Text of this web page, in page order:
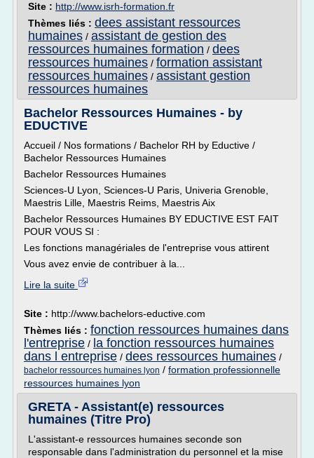
Site : http://www.isrh-formation.fr
Thèmes liés : dees assistant ressources
humaines / assistant de gestion des
ressources humaines formation / dees
ressources humaines / formation assistant
ressources humaines / assistant gestion
ressources humaines
Bachelor Ressources Humaines - by
EDUCTIVE
Accueil / Nos formations / Bachelor RH by Eductive /
Bachelor Ressources Humaines
Bachelor Ressources Humaines
Sciences-U Lyon, Sciences-U Paris, Univeria Grenoble,
Maestris Lille, Maestris Reims, Maestris Aix
Bachelor Ressources Humaines BY EDUCTIVE EST FAIT
POUR VOUS SI :
Les fonctions managériales de l'entreprise vous attirent
Vous avez envie de contribuer à la...
Lire la suite
Site : http://www.bachelors-eductive.com
Thèmes liés : fonction ressources humaines dans
l'entreprise / la fonction ressources humaines
dans l entreprise / dees ressources humaines /
bachelor ressources humaines lyon / formation professionnelle
ressources humaines lyon
GRETA - Assistant(e) ressources
humaines (Titre Pro)
L'assistant-e ressources humaines seconde son
responsable dans l'administration du personnel et la mise